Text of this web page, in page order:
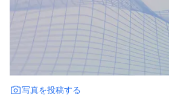
写真を投稿する